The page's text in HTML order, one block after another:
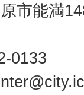
市能満
0133